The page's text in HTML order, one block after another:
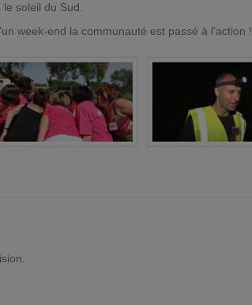
soleil du Sud.
week-end la communauté est passé à l'action !